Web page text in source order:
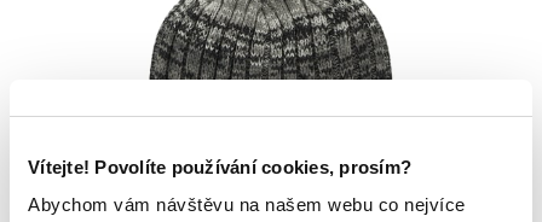
Vítejte! Povolíte používání cookies, prosím?
Abychom vám návštěvu na našem webu co nejvíce